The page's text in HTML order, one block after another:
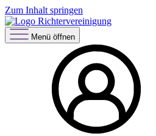
Zum Inhalt springen
Menü öffnen